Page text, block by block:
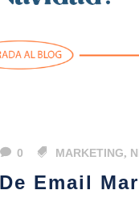
0 MARKETING,
Email